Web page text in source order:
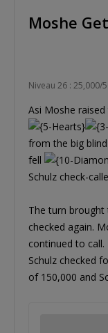
Moshe
Niveau 26 : 25,000/
Asi Moshe
from the big
fell
Schulz check-
The turn brought
checked again.
continued to
Schulz checked
of 150,000 and